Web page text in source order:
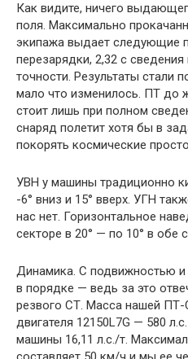
Как видите, ничего
поля. Максимально
экипажа выдает следующие
перезарядки, 2,32 с
точности. Результаты стали
мало что изменилось. ПТ до
стоит лишь при полном
снаряд полетит хотя бы в
покорять космические
УВН у машины традиционно
-6° вниз и 15° вверх. УГН
нас нет. Горизонтальное
секторе в 20° — по 10° в обе
Динамика. С подвижностью и
в порядке — ведь за это
резвого СТ. Масса нашей
двигателя 12150L7G — 580
машины 16,11 л.с./т.